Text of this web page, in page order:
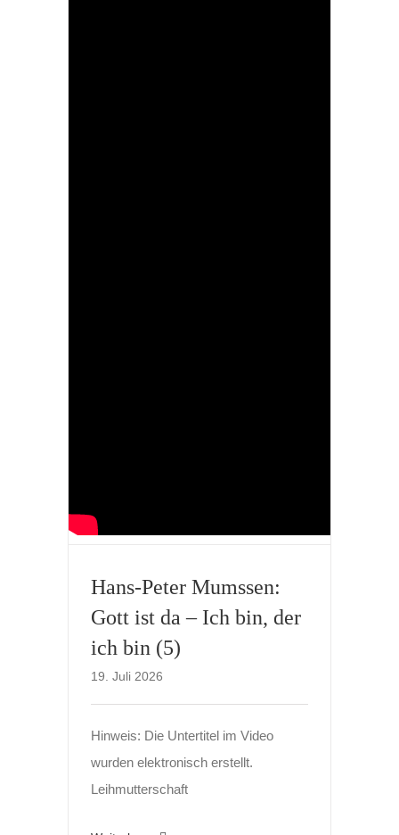
Hans-Peter Mumssen:
Gott ist da – Ich bin, der
ich bin (5)
19. Juli 2026
Hinweis: Die Untertitel im Video
wurden elektronisch erstellt.
Leihmutterschaft